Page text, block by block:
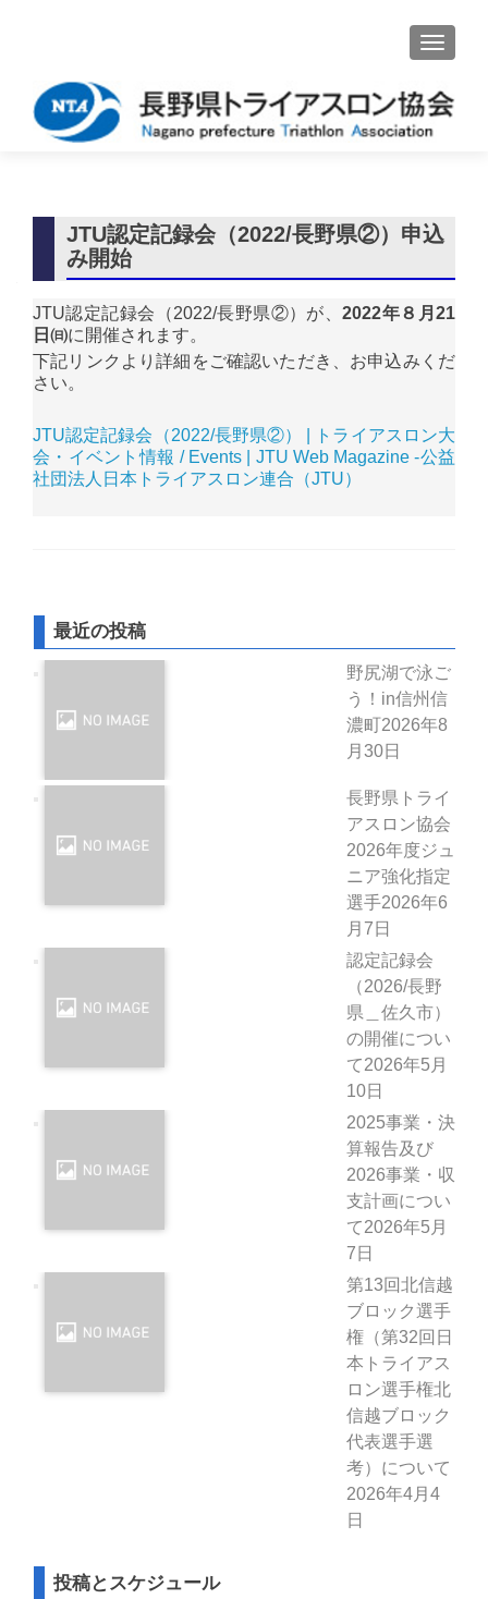
ナビゲ
JTU認定記録会（2022/長野県②）申込
み開始
JTU認定記録会（2022/長野県②）が、2022年８月21
日㈰に開催されます。
下記リンクより詳細をご確認いただき、お申込みくだ
さい。
JTU認定記録会（2022/長野県②） | トライアスロン大
会・イベント情報 / Events | JTU Web Magazine -公益
社団法人日本トライアスロン連合（JTU）
最近の投稿
野尻湖で泳ご
う！in信州信
濃町 2026年8
月30日
長野県トライ
アスロン協会
2026年度ジュ
ニア強化指定
選手2026年6
月7日
認定記録会
（2026/長野
県＿佐久市）
の開催につい
て2026年5月
10日
2025事業・決
算報告及び
2026事業・収
支計画につい
て2026年5月
7日
第13回北信越
ブロック選手
権（第32回日
本トライアス
ロン選手権北
信越ブロック
代表選手選
考）について
2026年4月4
日
投稿とスケジュール